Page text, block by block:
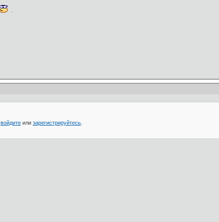
войдитеили зарегистрируйтесь.